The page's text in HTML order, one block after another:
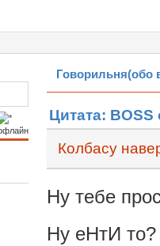
Говорильня(обо
Цитата: BOSS
Колбасу
Ну тебе
Ну еНтИ